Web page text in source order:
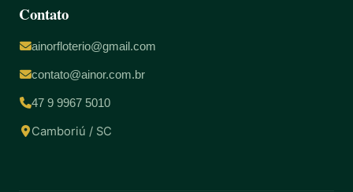
Contato
ainorfloterio@gmail.com
contato@ainor.com.br
47 9 9967 5010
Camboriú / SC